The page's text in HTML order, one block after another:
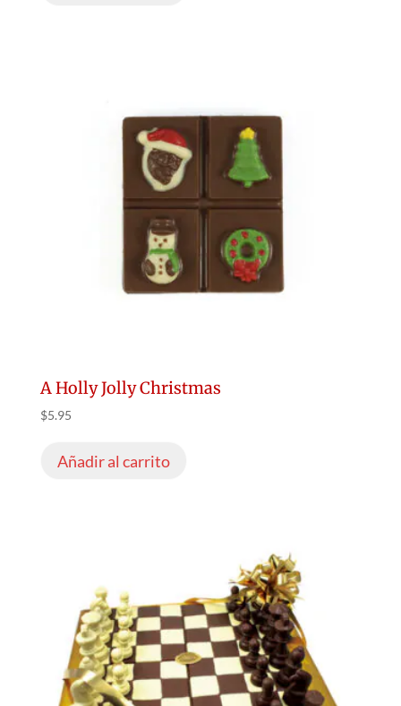
A Holly Jolly Christmas
$5.95
Añadir al carrito